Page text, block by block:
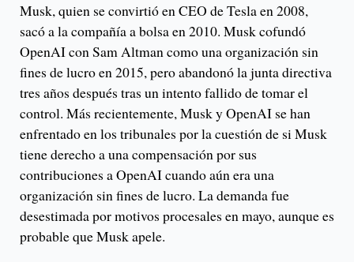
Musk, quien se convirtió en CEO de Tesla en 2008,
sacó a la compañía a bolsa en 2010. Musk cofundó
OpenAI con Sam Altman como una organización sin
fines de lucro en 2015, pero abandonó la junta directiva
tres años después tras un intento fallido de tomar el
control. Más recientemente, Musk y OpenAI se han
enfrentado en los tribunales por la cuestión de si Musk
tiene derecho a una compensación por sus
contribuciones a OpenAI cuando aún era una
organización sin fines de lucro. La demanda fue
desestimada por motivos procesales en mayo, aunque es
probable que Musk apele.